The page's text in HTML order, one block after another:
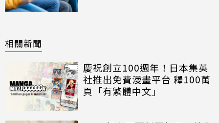
相關新聞
慶祝創立100週年！日本集英
社推出免費漫畫平台 釋100萬
頁「有繁體中文」